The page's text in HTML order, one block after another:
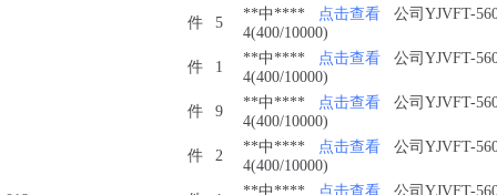
件 5
**中**** 点击查看
公司YJVFT-
4(400/10000)
件 1
**中**** 点击查看
公司YJVFT-
4(400/10000)
件 9
**中**** 点击查看
公司YJVFT-
4(400/10000)
件 2
**中**** 点击查看
公司YJVFT-
4(400/10000)
**中**** 点击查看
公司YJVFT-